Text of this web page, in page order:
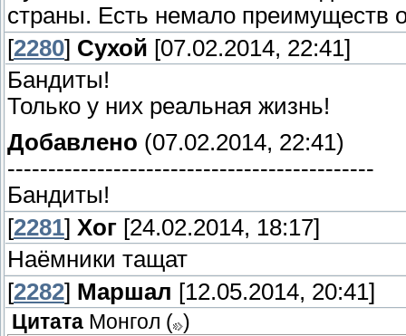
страны. Есть немало преимуществ
[2280] Сухой [07.02.2014, 22:41]
Бандиты!
Только у них реальная жизнь!
Добавлено (07.02.2014, 22:41)
---------------------------------------------
Бандиты!
[2281] Хог [24.02.2014, 18:17]
Наёмники тащат
[2282] Маршал [12.05.2014, 20:41]
Цитата Монгол ( )